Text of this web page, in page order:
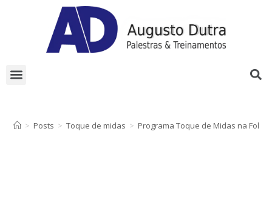
> Posts > Toque de midas > Programa Toque de Midas na Folha